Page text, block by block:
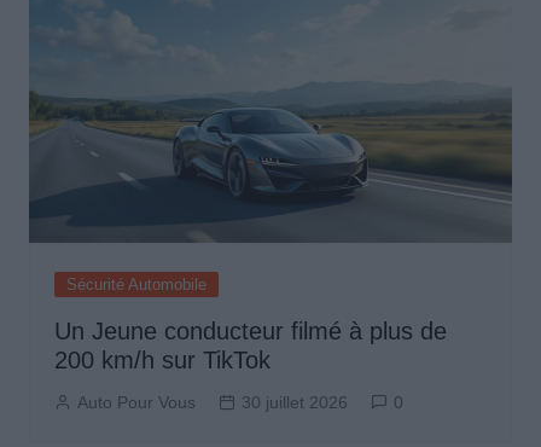
Sécurité Automobile
Un Jeune conducteur filmé à plus de
200 km/h sur TikTok
Auto Pour Vous 30 juillet 2026 0